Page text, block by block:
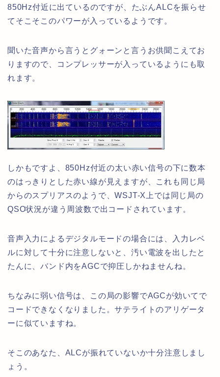
850Hz付近に出ているのですが、たぶんALCを振らせ
てそこそこのパワーが入っているようです。
聞いた音声から言うとグォーンと言うお供聞こえてお
りますので、コンプレッサーが入っているようにも取
れます。
しかもですよ、850Hz付近の太い赤い信号の下に数本
のはっきりとした赤い線が見えますが、これも同じ局
からのスプリアスのようで、WSJT-X上では同じ局の
QSO状況が違う周波数で出コードされています。
音声入力によるデジタルモードの場合には、入力レベ
ルに対して十分に注意しないと、汚い電波を出したと
たんに、バンド内をAGCで抑圧しかねませんね。
ちなみに弱い信号は、この局の影響でAGCが効いてで
コードできなくなりました。サテライトのアリゲータ
ーに似ていますね。
そこのあなた、ALCが振れていないか十分注意しまし
ょう。